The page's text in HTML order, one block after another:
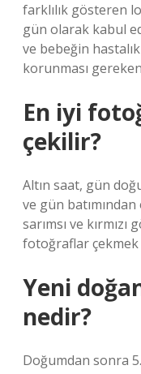
farklılık gösteren
gün olarak kabul
ve bebeğin
korunması
En iyi
çekilir?
Altın saat, gün
ve gün
sarımsı ve
fotoğraflar çekmek
Yeni
nedir?
Doğumdan sonra